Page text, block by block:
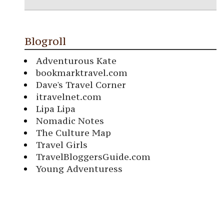
Blogroll
Adventurous Kate
bookmarktravel.com
Dave's Travel Corner
itravelnet.com
Lipa Lipa
Nomadic Notes
The Culture Map
Travel Girls
TravelBloggersGuide.com
Young Adventuress